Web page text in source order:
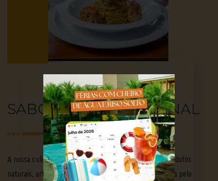
SABOROSA E ARTESANAL
A nossa culinária saborosa, rica e diversificada, traz produtos
naturais, artesanais, sendo produção própria e elaborada pelo